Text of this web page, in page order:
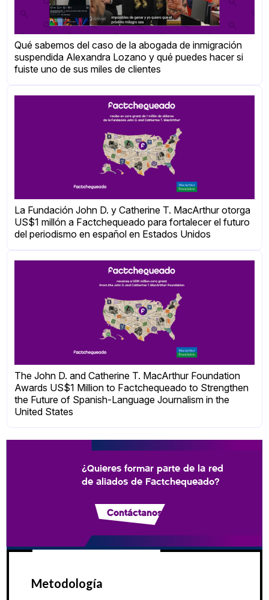
Qué sabemos del caso de la abogada de inmigración
suspendida Alexandra Lozano y qué puedes hacer si
fuiste uno de sus miles de clientes
La Fundación John D. y Catherine T. MacArthur otorga
US$1 millón a Factchequeado para fortalecer el futuro
del periodismo en español en Estados Unidos
The John D. and Catherine T. MacArthur Foundation
Awards US$1 Million to Factchequeado to Strengthen
the Future of Spanish-Language Journalism in the
United States
¿Quieres formar parte de la red
de aliados de Factchequeado?
Contáctanos
Metodología